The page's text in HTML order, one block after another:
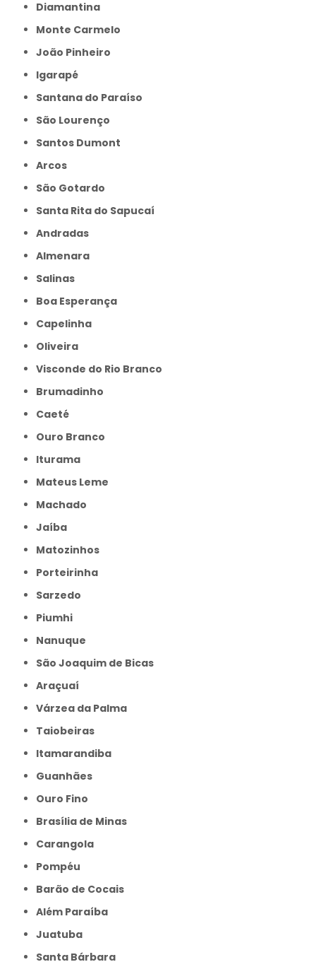
Diamantina
Monte Carmelo
João Pinheiro
Igarapé
Santana do Paraíso
São Lourenço
Santos Dumont
Arcos
São Gotardo
Santa Rita do Sapucaí
Andradas
Almenara
Salinas
Boa Esperança
Capelinha
Oliveira
Visconde do Rio Branco
Brumadinho
Caeté
Ouro Branco
Iturama
Mateus Leme
Machado
Jaíba
Matozinhos
Porteirinha
Sarzedo
Piumhi
Nanuque
São Joaquim de Bicas
Araçuaí
Várzea da Palma
Taiobeiras
Itamarandiba
Guanhães
Ouro Fino
Brasília de Minas
Carangola
Pompéu
Barão de Cocais
Além Paraíba
Juatuba
Santa Bárbara